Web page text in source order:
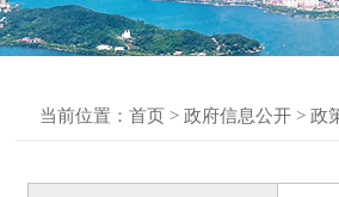
当前位置： 首页 > 政府信息公开 > 政